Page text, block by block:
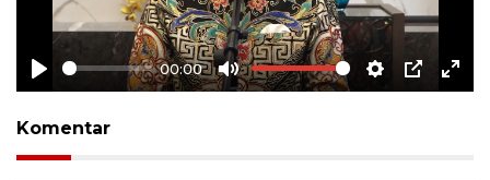
Play
00:00
Mute Settings
PIP
Komentar